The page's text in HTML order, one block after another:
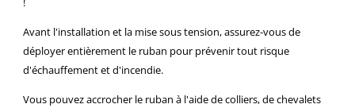
Avant l'installation et la mise sous tension, assurez-vous de
déployer entièrement le ruban pour prévenir tout risque
d'échauffement et d'incendie.
Vous pouvez accrocher le ruban à l'aide de colliers, de chevalets